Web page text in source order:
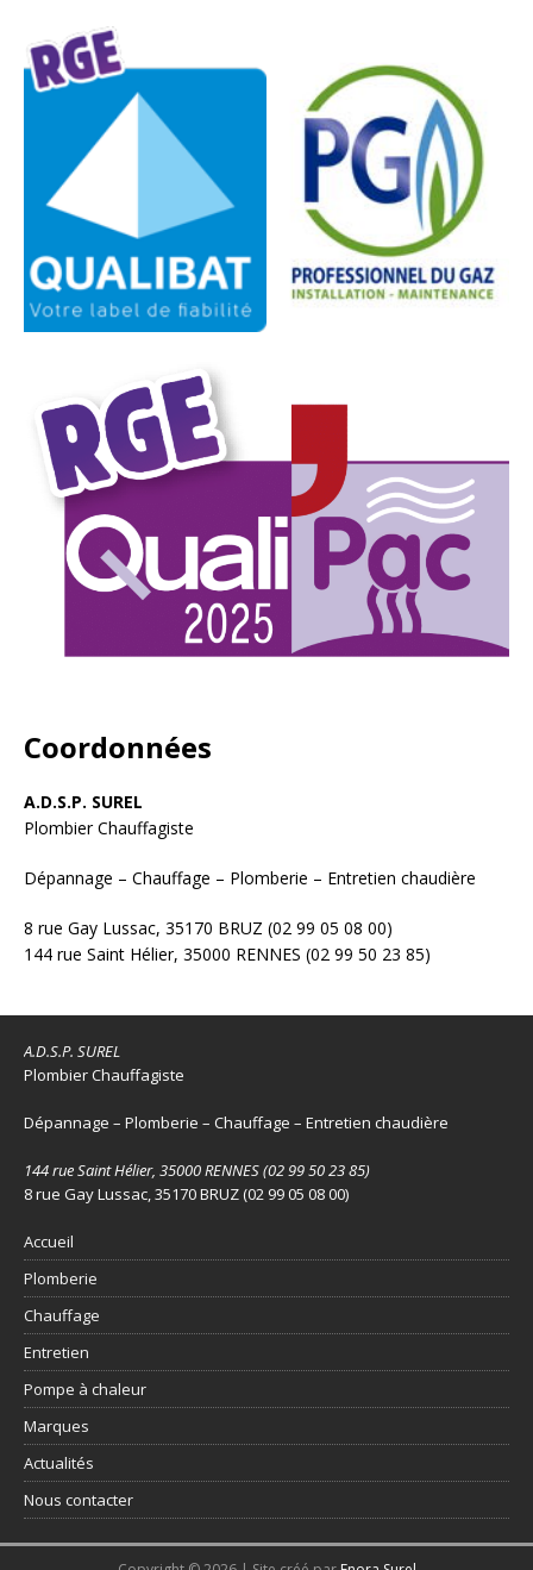
Coordonnées
A.D.S.P. SUREL
Plombier Chauffagiste
Dépannage – Chauffage – Plomberie – Entretien chaudière
8 rue Gay Lussac, 35170 BRUZ (02 99 05 08 00)
144 rue Saint Hélier, 35000 RENNES (02 99 50 23 85)
A.D.S.P. SUREL
Plombier Chauffagiste
Dépannage – Plomberie – Chauffage – Entretien chaudière
144 rue Saint Hélier, 35000 RENNES (02 99 50 23 85)
8 rue Gay Lussac, 35170 BRUZ (02 99 05 08 00)
Accueil
Plomberie
Chauffage
Entretien
Pompe à chaleur
Marques
Actualités
Nous contacter